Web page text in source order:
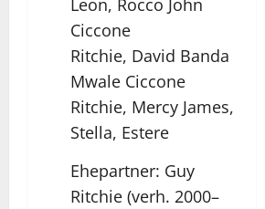
Leon, Rocco John
Ciccone
Ritchie, David Banda
Mwale Ciccone
Ritchie, Mercy James,
Stella, Estere
Ehepartner: Guy
Ritchie (verh. 2000–